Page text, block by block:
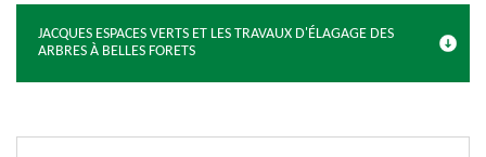
JACQUES ESPACES VERTS ET LES TRAVAUX D'ÉLAGAGE DES
ARBRES À BELLES FORETS